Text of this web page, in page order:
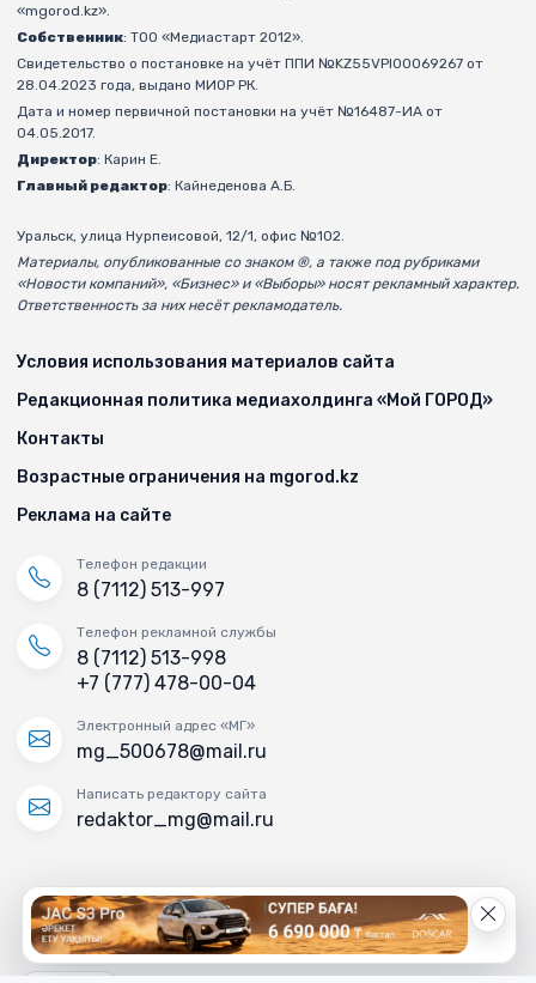
«mgorod.kz».
Собственник: ТОО «Медиастарт 2012».
Свидетельство о постановке на учёт ППИ №KZ55VPI00069267 от
28.04.2023 года, выдано МИОР РК.
Дата и номер первичной постановки на учёт №16487-ИА от
04.05.2017.
Директор: Карин Е.
Главный редактор: Кайнеденова А.Б.
Уральск, улица Нурпеисовой, 12/1, офис №102.
Материалы, опубликованные со знаком ®, а также под рубриками
«Новости компаний», «Бизнес» и «Выборы» носят рекламный характер.
Ответственность за них несёт рекламодатель.
Условия использования материалов сайта
Редакционная политика медиахолдинга «Мой ГОРОД»
Контакты
Возрастные ограничения на mgorod.kz
Реклама на сайте
Телефон редакции
8 (7112) 513-997
Телефон рекламной службы
8 (7112) 513-998
+7 (777) 478-00-04
Электронный адрес «МГ»
mg_500678@mail.ru
Написать редактору сайта
redaktor_mg@mail.ru